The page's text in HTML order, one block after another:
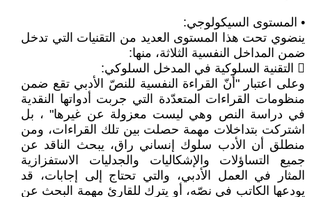
• المستوى السيكولوجي:
ينضوي تحت هذا المستوى العديد من التقنيات التي تدخل
ضمن المداخل النفسية الثلاثة، منها:
 التقنية السلوكية في المدخل السلوكي:
وعلى اعتبار "أنّ القراءة النفسية للنصّ الأدبي تقع ضمن
منظومات القراءات المتعدّدة التي جربت أدواتها النقدية
في دراسة النص وهي ليست معزولة عن غيرها" ، بل
اشتركت بتداخلات مهمة حصلت بين تلك القراءات، ومن
منطلق أن الأدب سلوك إنساني راق، يبحث الناقد عن
جميع التساؤلات والإشكاليات والجدليات الاستفزازية
المثار في العمل الأدبي، والتي تحتاج إلى إجابات، قد
يودعها الكاتب في نصّه، أو يترك للقارئ مهمة البحث عن